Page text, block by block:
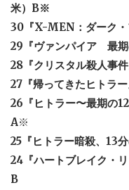
米）B※
30『X-MEN：ダーク・
29『ヴァンパイア 最
28『クリスタル殺人事
27『帰ってきたヒトラ
26『ヒトラー〜最期の
A※
25『ヒトラー暗殺、13
24『ハートブレイク・
B